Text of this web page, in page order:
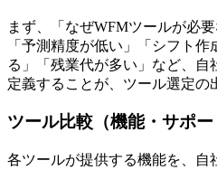
まず、「なぜWFMツールが必
「予測精度が低い」「シフト
る」「残業代が多い」など、
定義することが、ツール選定の
ツール比較（機能・サポー
各ツールが提供する機能を、自